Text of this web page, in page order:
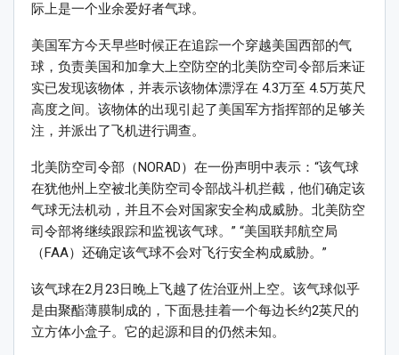
际上是一个业余爱好者气球。
美国军方今天早些时候正在追踪一个穿越美国西部的气
球，负责美国和加拿大上空防空的北美防空司令部后来证
实已发现该物体，并表示该物体漂浮在 4.3万至 4.5万英尺
高度之间。该物体的出现引起了美国军方指挥部的足够关
注，并派出了飞机进行调查。
北美防空司令部（NORAD）在一份声明中表示：“该气球
在犹他州上空被北美防空司令部战斗机拦截，他们确定该
气球无法机动，并且不会对国家安全构成威胁。北美防空
司令部将继续跟踪和监视该气球。” “美国联邦航空局
（FAA）还确定该气球不会对飞行安全构成威胁。”
该气球在2月23日晚上飞越了佐治亚州上空。该气球似乎
是由聚酯薄膜制成的，下面悬挂着一个每边长约2英尺的
立方体小盒子。它的起源和目的仍然未知。